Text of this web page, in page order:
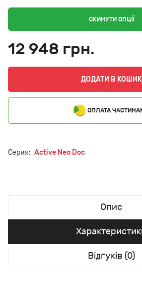
СКИНУТИ ОПЦІЇ
12 948 грн.
ДОДАТИ В КОШИК
ОПЛАТА
Серия: Active Neo Doc
Опис
Відгуків (0)